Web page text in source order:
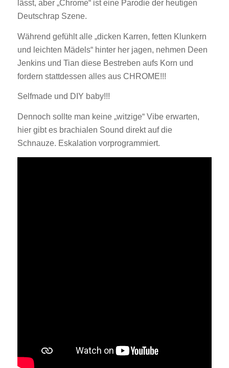
lässt, aber „Chrome“ ist eine Parodie der heutigen
Deutschrap Szene.
Während gefühlt alle „dicken Karren, fetten Klunkern
und leichten Mädels“ hinter her jagen, nehmen Deen
Jenkins und Tian diese Bestreben aufs Korn und
fordern stattdessen alles aus CHROME!!!
Selfmade und DIY baby!!!
Dennoch sollte man keine „witzige“ Vibe erwarten,
hier gibt es brachialen Sound direkt auf die
Schnauze. Eskalation vorprogrammiert.